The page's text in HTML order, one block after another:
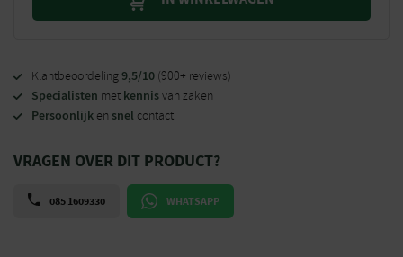
Klantbeoordeling9,5/10 (900+ reviews)
Specialisten met kennisvan zaken
Persoonlijk en snel contact
VRAGEN OVER DIT PRODUCT?
085 1609330 WHATSAPP